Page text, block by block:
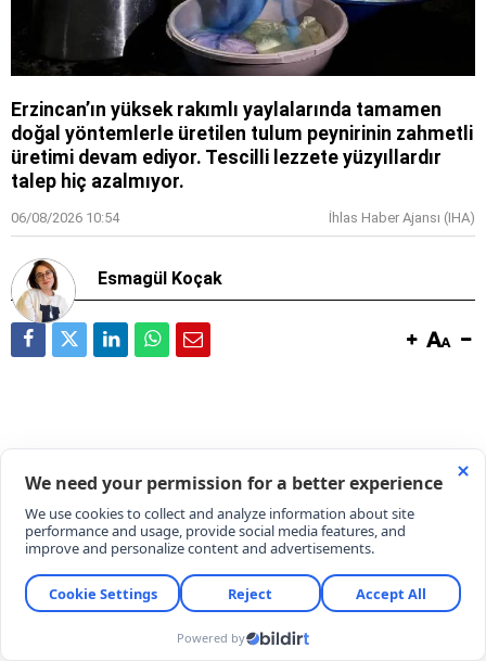
Erzincan’ın yüksek rakımlı yaylalarında tamamen
doğal yöntemlerle üretilen tulum peynirinin zahmetli
üretimi devam ediyor. Tescilli lezzete yüzyıllardır
talep hiç azalmıyor.
06/08/2026 10:54 İhlas Haber Ajansı (IHA)
Esmagül Koçak